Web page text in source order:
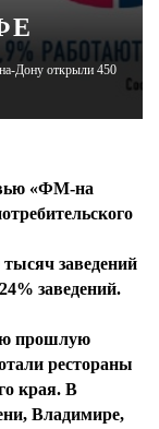
Дону открыли 450
«ФМ-на
заведений
заведений.
прошлую
рестораны
края. В
Владимире,